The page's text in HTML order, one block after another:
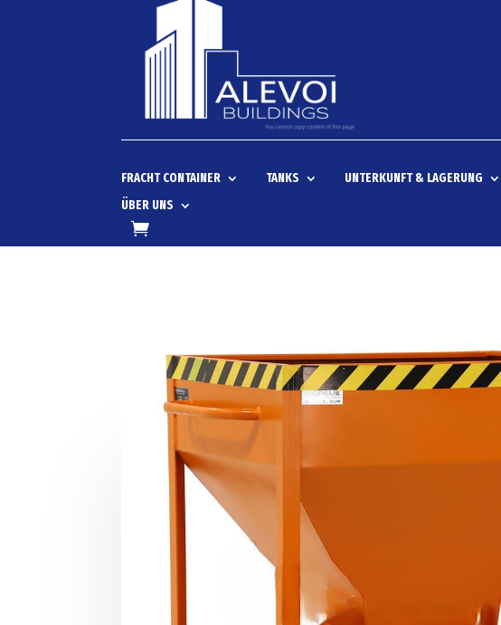
FRACHT CONTAINER TANKS UNTERKUNFT & LAGERUNG
ÜBER UNS